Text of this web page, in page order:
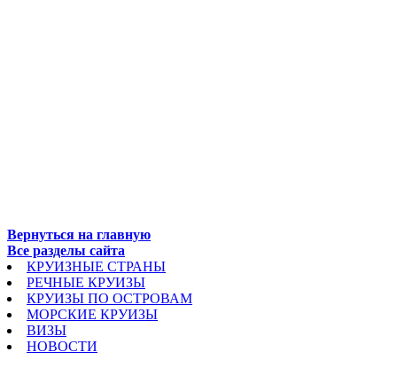
Вернуться на главную
Все разделы сайта
КРУИЗНЫЕ СТРАНЫ
РЕЧНЫЕ КРУИЗЫ
КРУИЗЫ ПО ОСТРОВАМ
МОРСКИЕ КРУИЗЫ
ВИЗЫ
НОВОСТИ